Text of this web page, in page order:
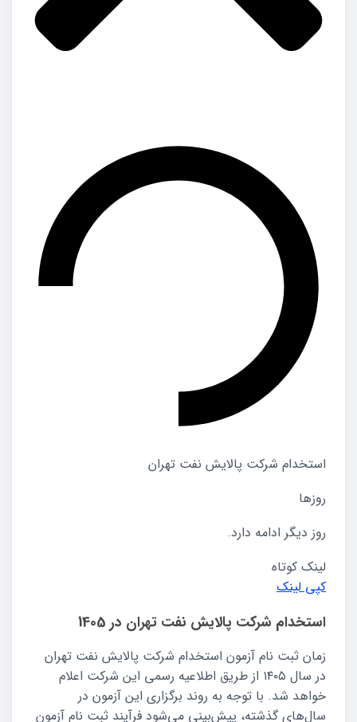
استخدام شرکت پالایش نفت تهران
روزها
روز دیگر ادامه دارد.
لینک کوتاه
کپی لینک
استخدام شرکت پالایش نفت تهران در 1405
زمان ثبت نام آزمون استخدام شرکت پالایش نفت تهران
در سال ۱۴۰۵ از طریق اطلاعیه رسمی این شرکت اعلام
خواهد شد. با توجه به روند برگزاری این آزمون در
سال‌های گذشته، پیش‌بینی می‌شود فرآیند ثبت نام آزمون